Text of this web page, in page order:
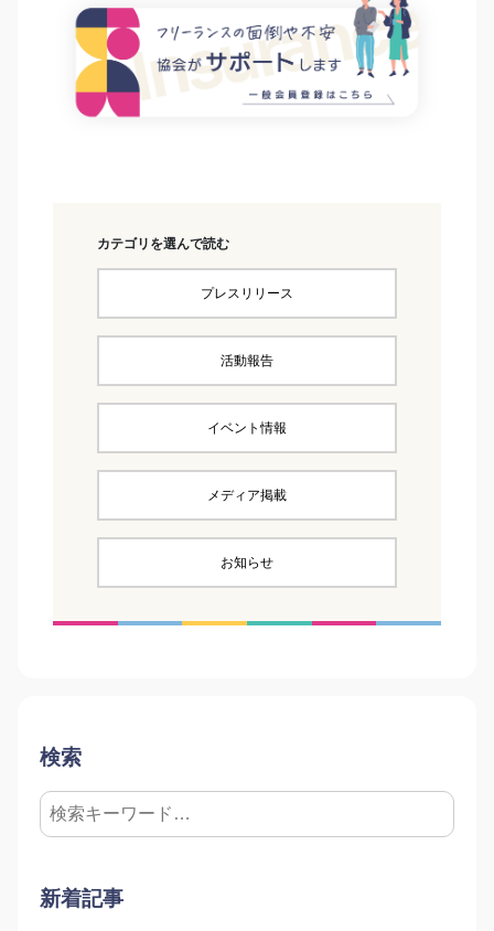
カテゴリを選んで読む
プレスリリース
活動報告
イベント情報
メディア掲載
お知らせ
検索
新着記事